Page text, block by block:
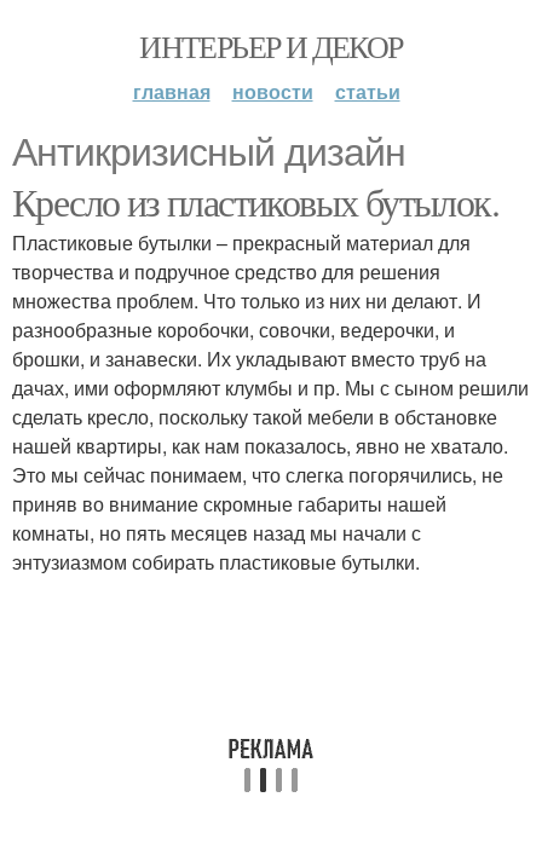
ИНТЕРЬЕР И ДЕКОР
главная новости статьи
Антикризисный дизайн
Кресло из пластиковых бутылок.
Пластиковые бутылки – прекрасный материал для
творчества и подручное средство для решения
множества проблем. Что только из них ни делают. И
разнообразные коробочки, совочки, ведерочки, и
брошки, и занавески. Их укладывают вместо труб на
дачах, ими оформляют клумбы и пр. Мы с сыном решили
сделать кресло, поскольку такой мебели в обстановке
нашей квартиры, как нам показалось, явно не хватало.
Это мы сейчас понимаем, что слегка погорячились, не
приняв во внимание скромные габариты нашей
комнаты, но пять месяцев назад мы начали с
энтузиазмом собирать пластиковые бутылки.